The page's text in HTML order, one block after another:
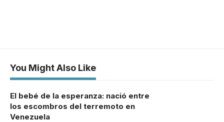
You Might Also Like
El bebé de la esperanza: nació entre
los escombros del terremoto en
Venezuela